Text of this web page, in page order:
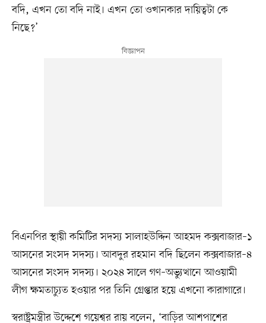
বদি, এখন তো বদি নাই। এখন তো ওখানকার দায়িত্বটা কে
নিছে?’
বিএনপির স্থায়ী কমিটির সদস্য সালাহউদ্দিন আহমদ কক্সবাজার–১
আসনের সংসদ সদস্য। আবদুর রহমান বদি ছিলেন কক্সবাজার–৪
আসনের সংসদ সদস্য। ২০২৪ সালে গণ–অভ্যুত্থানে আওয়ামী
লীগ ক্ষমতাচ্যুত হওয়ার পর তিনি গ্রেপ্তার হয়ে এখনো কারাগারে।
স্বরাষ্ট্রমন্ত্রীর উদ্দেশে গয়েশ্বর রায় বলেন, ‘বাড়ির আশপাশের